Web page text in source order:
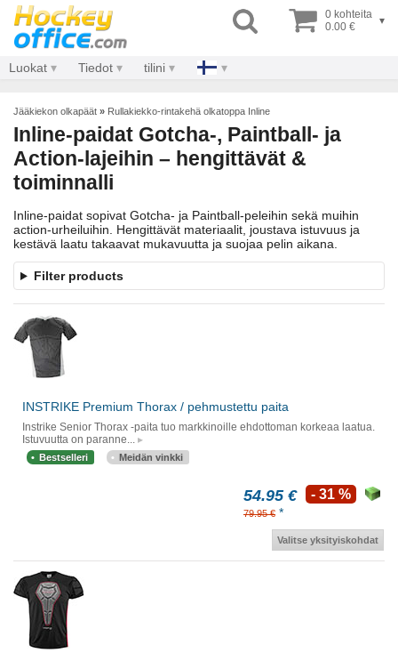
0 kohteita
0.00 €
▾
Luokat Tiedot tilini
Jääkiekon olkapäät » Rullakiekko-rintakehä olkatoppa Inline
Inline-paidat Gotcha-, Paintball- ja
Action-lajeihin – hengittävät &
toiminnalli
Inline-paidat sopivat Gotcha- ja Paintball-peleihin sekä muihin
action-urheiluihin. Hengittävät materiaalit, joustava istuvuus ja
kestävä laatu takaavat mukavuutta ja suojaa pelin aikana.
Filter products
INSTRIKE Premium Thorax / pehmustettu paita
Instrike Senior Thorax -paita tuo markkinoille ehdottoman korkeaa laatua.
Istuvuutta on paranne...
Bestselleri Meidän vinkki
54.95 €
79.95 € *
- 31 %
Valitse yksityiskohdat